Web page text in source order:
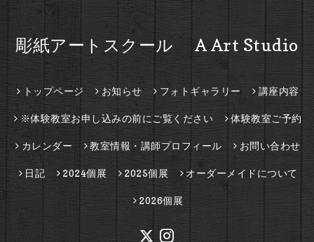
彫紙アートスクール A Art Studio
トップページ お知らせ フォトギャラリー 講座内容
※体験教室お申し込みの前にご覧ください 体験教室ご予約
カレンダー 教室情報・講師プロフィール お問い合わせ
日記 2024個展 2025個展 オーダーメイドについて
2026個展